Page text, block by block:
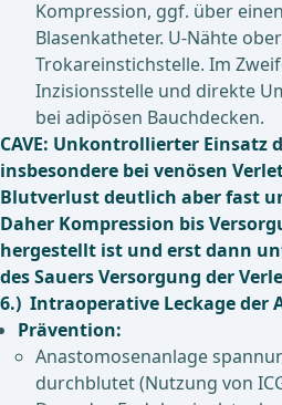
Kompression, ggf. über
Blasenkatheter. U-Nähte
Trokareinstichstelle. Im
Inzisionsstelle und direkte
bei adipösen Bauchdecken.
CAVE: Unkontrollierter Einsatz
insbesondere bei venösen
Blutverlust deutlich aber fast
Daher Kompression bis
hergestellt ist und erst dann
des Sauers Versorgung der
6.) Intraoperative Leckage der
Prävention:
Anastomosenanlage
durchblutet (Nutzung von